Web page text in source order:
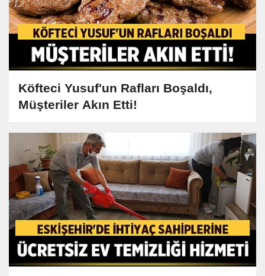
Köfteci Yusuf'un Rafları Boşaldı,
Müşteriler Akın Etti!